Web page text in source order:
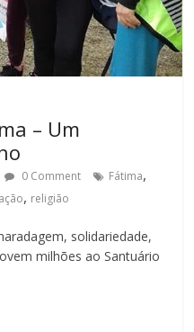
– Um
0 Comment Fátima,
, religião
solidariedade,
milhões ao Santuário